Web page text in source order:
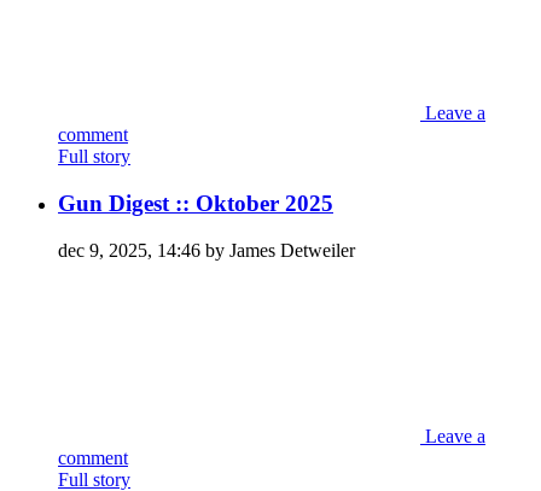
Leave a
comment
Full story
Gun Digest :: Oktober 2025
dec 9, 2025, 14:46 by James Detweiler
Leave a
comment
Full story